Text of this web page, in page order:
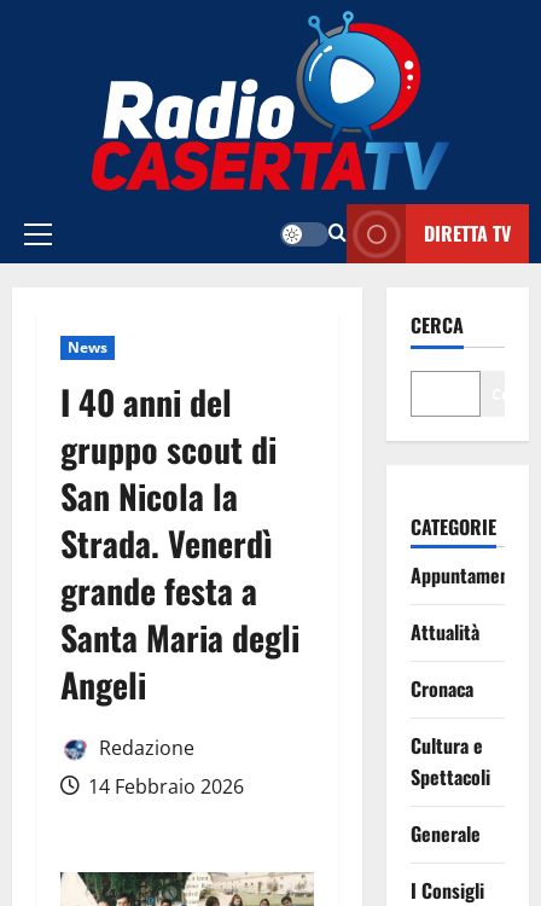
Menu
DIRETTA TV
News
I 40 anni del
gruppo scout di
San Nicola la
Strada. Venerdì
grande festa a
Santa Maria degli
Angeli
Redazione
14 Febbraio 2026
CERCA
CATEGORIE
Appuntamenti
Attualità
Cronaca
Cultura e
Spettacoli
Generale
I Consigli